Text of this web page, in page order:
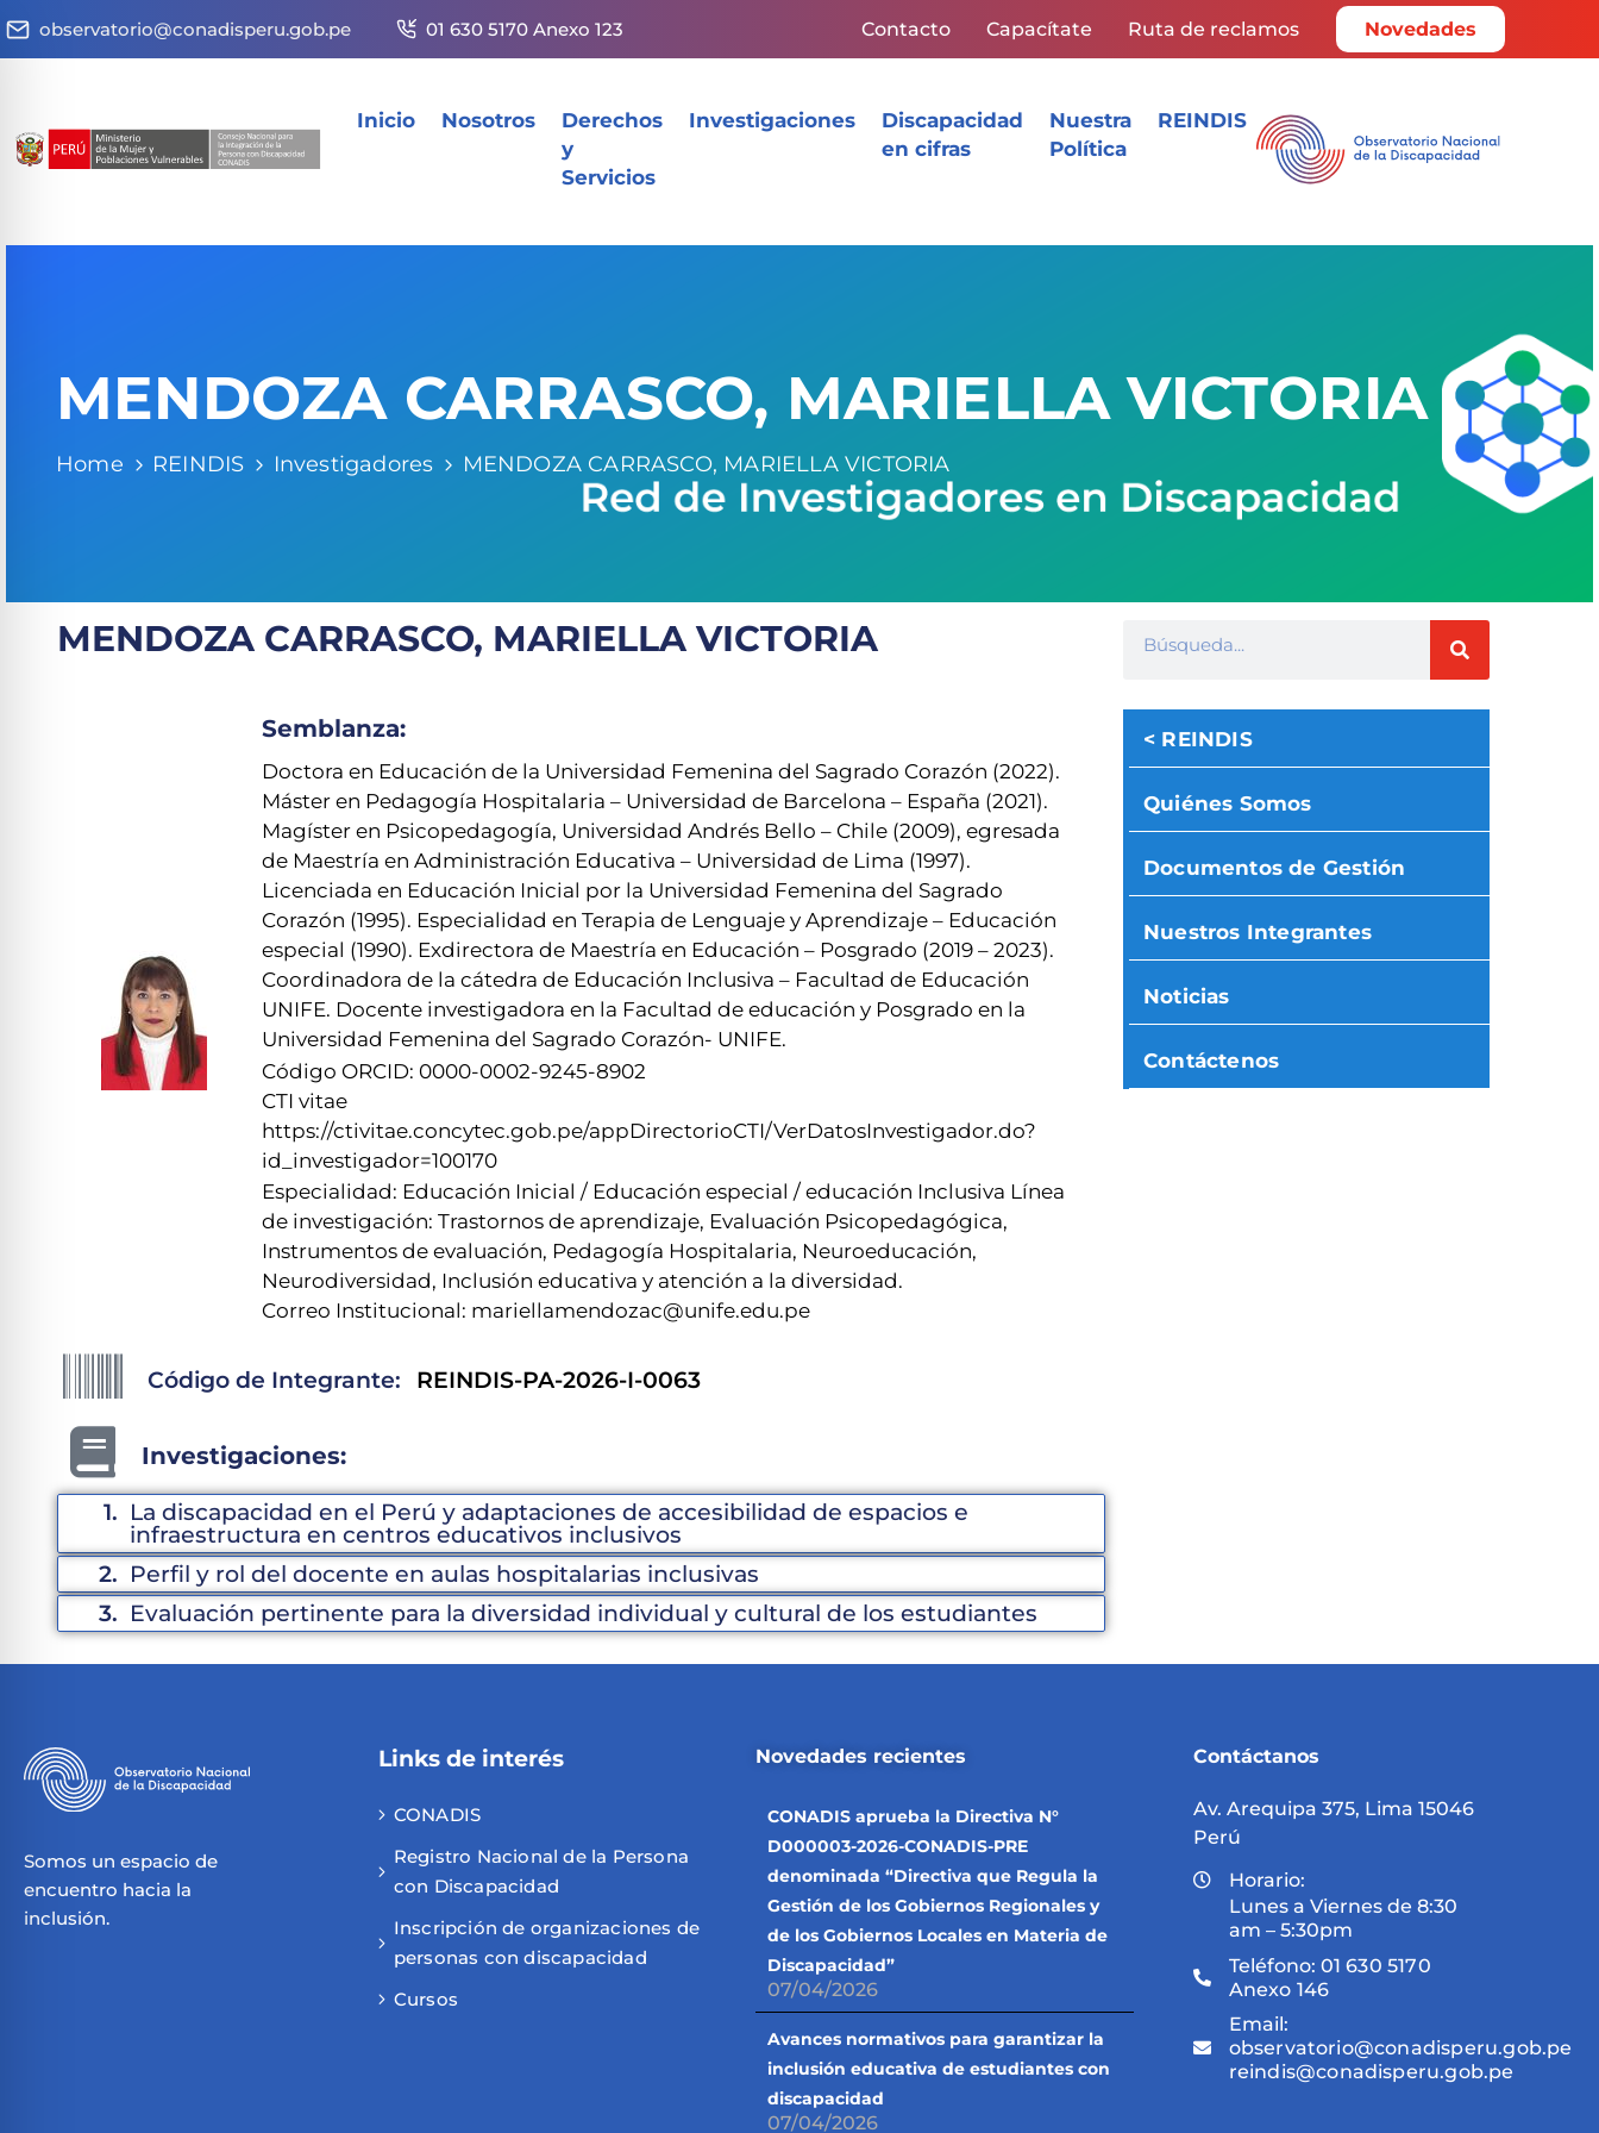
observatorio@conadisperu.gob.pe 01 630 5170 Anexo 123 Contacto Capacítate Ruta de reclamos Novedades
Inicio Nosotros
Derechos
y
Servicios
Investigaciones
Discapacidad
en cifras
Nuestra
Política
REINDIS
MENDOZA CARRASCO, MARIELLA VICTORIA
Home REINDIS Investigadores MENDOZA CARRASCO, MARIELLA VICTORIA
MENDOZA CARRASCO, MARIELLA VICTORIA
Semblanza:
Doctora en Educación de la Universidad Femenina del Sagrado Corazón (2022).
Máster en Pedagogía Hospitalaria – Universidad de Barcelona – España (2021).
Magíster en Psicopedagogía, Universidad Andrés Bello – Chile (2009), egresada
de Maestría en Administración Educativa – Universidad de Lima (1997).
Licenciada en Educación Inicial por la Universidad Femenina del Sagrado
Corazón (1995). Especialidad en Terapia de Lenguaje y Aprendizaje – Educación
especial (1990). Exdirectora de Maestría en Educación – Posgrado (2019 – 2023).
Coordinadora de la cátedra de Educación Inclusiva – Facultad de Educación
UNIFE. Docente investigadora en la Facultad de educación y Posgrado en la
Universidad Femenina del Sagrado Corazón- UNIFE.
Código ORCID: 0000-0002-9245-8902
CTI vitae
https://ctivitae.concytec.gob.pe/appDirectorioCTI/VerDatosInvestigador.do?
id_investigador=100170
Especialidad: Educación Inicial / Educación especial / educación Inclusiva Línea
de investigación: Trastornos de aprendizaje, Evaluación Psicopedagógica,
Instrumentos de evaluación, Pedagogía Hospitalaria, Neuroeducación,
Neurodiversidad, Inclusión educativa y atención a la diversidad.
Correo Institucional: mariellamendozac@unife.edu.pe
Código de Integrante: REINDIS-PA-2026-I-0063
Investigaciones:
1. La discapacidad en el Perú y adaptaciones de accesibilidad de espacios e
infraestructura en centros educativos inclusivos
2. Perfil y rol del docente en aulas hospitalarias inclusivas
3. Evaluación pertinente para la diversidad individual y cultural de los estudiantes
< REINDIS
Quiénes Somos
Documentos de Gestión
Nuestros Integrantes
Noticias
Contáctenos
Somos un espacio de
encuentro hacia la
inclusión.
Links de interés
CONADIS
Registro Nacional de la Persona
con Discapacidad
Inscripción de organizaciones de
personas con discapacidad
Cursos
Novedades recientes
CONADIS aprueba la Directiva N°
D000003-2026-CONADIS-PRE
denominada “Directiva que Regula la
Gestión de los Gobiernos Regionales y
de los Gobiernos Locales en Materia de
Discapacidad”
07/04/2026
Avances normativos para garantizar la
inclusión educativa de estudiantes con
discapacidad
07/04/2026
Contáctanos
Av. Arequipa 375, Lima 15046
Perú
Horario:
Lunes a Viernes de 8:30
am – 5:30pm
Teléfono: 01 630 5170
Anexo 146
Email:
observatorio@conadisperu.gob.pe
reindis@conadisperu.gob.pe